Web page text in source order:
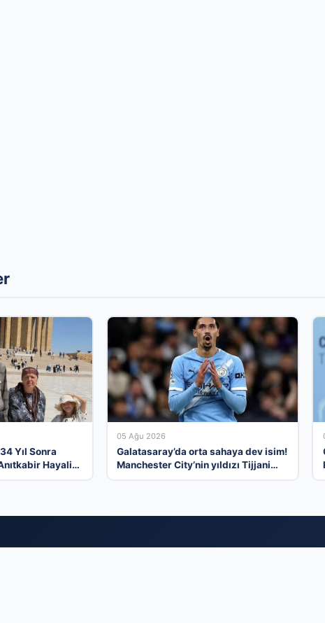
Yıl Sonra
Hayali
05 Ağu 2026
Galatasaray’da orta sahaya dev isim!
Manchester City’nin yıldızı Tijjani